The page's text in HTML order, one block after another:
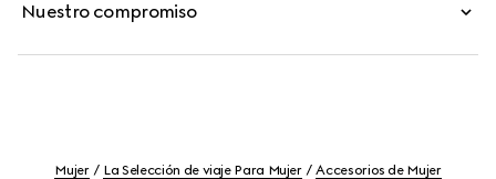
Nuestro compromiso
Mujer La Selección de viaje Para Mujer Accesorios de Mujer